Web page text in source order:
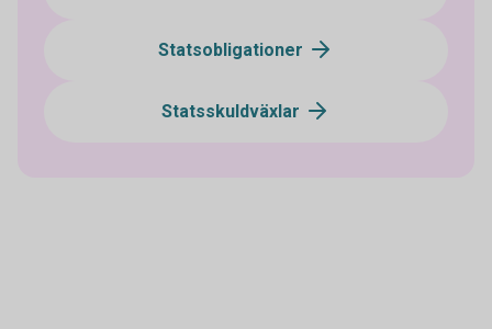
Statsobligationer
Statsskuldväxlar